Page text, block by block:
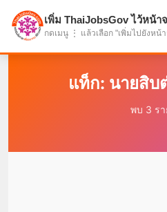
แบ่งปันโอกาส เพื่ออนาคตที่ก้
แท็ก: นายสิบ
พบ 3 รา
เพิ่ม ThaiJobsGov ไว้หน้า
กดเมนู ⋮ แล้วเลือก "เพิ่มไปยังหน้